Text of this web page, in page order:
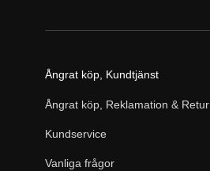
Ångrat köp, Kundtjänst
Ångrat köp, Reklamation & Retur
Kundservice
Vanliga frågor